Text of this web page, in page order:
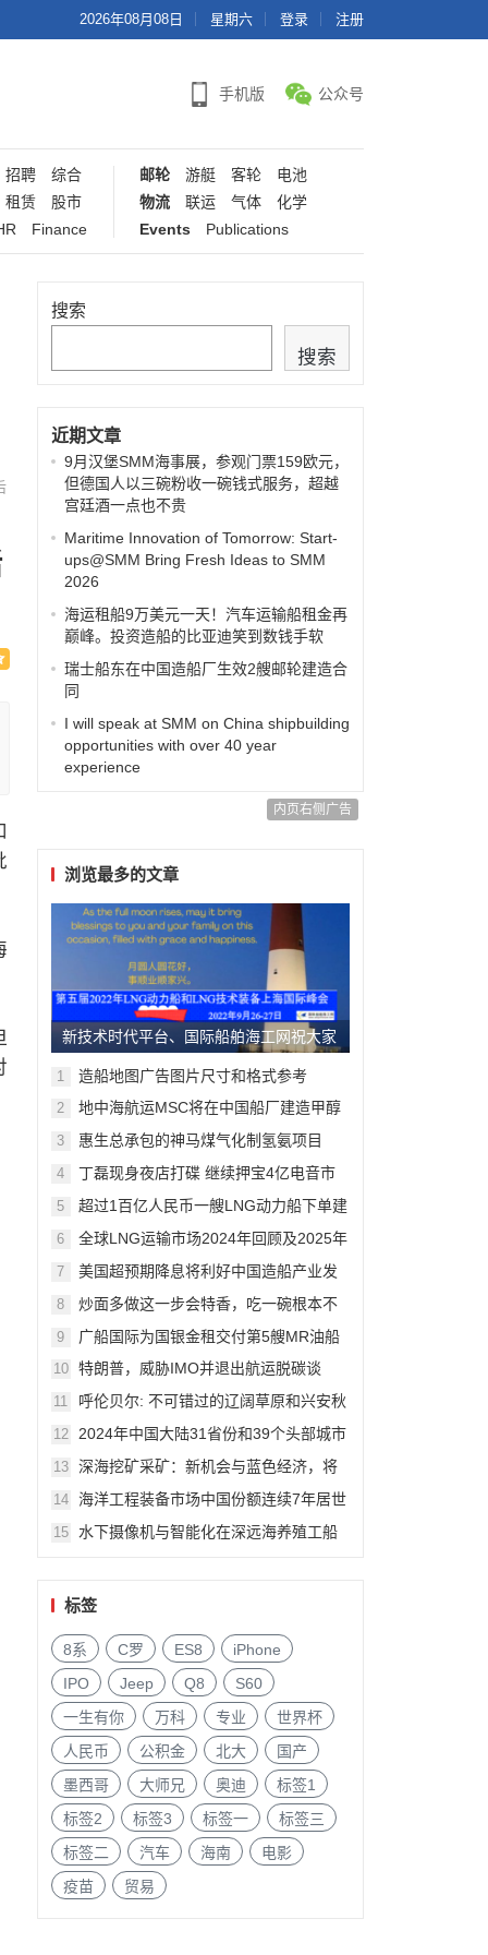
2026年08月08日 星期六 登录 注册
手机版 公众号
招聘
综合
租赁
股市
Finance
邮轮 游艇 客轮
电池
物流
联运 气体
化学
Events
Publications
搜索
搜索
近期文章
9月汉堡SMM海事展，参观门票159欧元，
但德国人以三碗粉收一碗钱式服务，超越
宫廷酒一点也不贵
Maritime Innovation of Tomorrow: Start-
ups@SMM Bring Fresh Ideas to SMM
2026
海运租船9万美元一天！汽车运输船租金再
巅峰。投资造船的比亚迪笑到数钱手软
瑞士船东在中国造船厂生效2艘邮轮建造合
同
I will speak at SMM on China shipbuilding
opportunities with over 40 year
experience
内页右侧广告
浏览最多的文章
新技术时代平台、国际船舶海工网祝大家
中秋节欢乐！
1 造船地图广告图片尺寸和格式参考
2
地中海航运MSC将在中国船厂建造甲醇
3
惠生总承包的神马煤气化制氢氨项目
4
丁磊现身夜店打碟 继续押宝4亿电音市
5
超过1百亿人民币一艘LNG动力船下单建
6
全球LNG运输市场2024年回顾及2025年
7
美国超预期降息将利好中国造船产业发
8
炒面多做这一步会特香，吃一碗根本不
9 广船国际为国银金租交付第5艘MR油船
10
特朗普，威胁IMO并退出航运脱碳谈
11
呼伦贝尔: 不可错过的辽阔草原和兴安秋
12
2024年中国大陆31省份和39个头部城市
13
深海挖矿采矿：新机会与蓝色经济，将
海船舶海工展会演讲
14
海洋工程装备市场中国份额连续7年居世
15
水下摄像机与智能化在深远海养殖工船
标签
8系 C罗 ES8
iPhone
IPO
Jeep Q8
S60
一生有你
万科 专业
世界杯
人民币
公积金 北大
国产
墨西哥
大师兄 奥迪
标签1
标签2
标签3 标签一
标签三
标签二
汽车 海南
电影
疫苗
贸易